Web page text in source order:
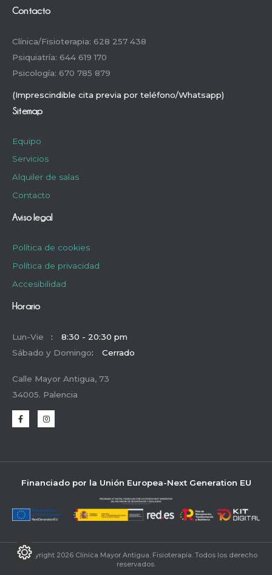
Contacto
Clínica/Fisioterapia: 628 257 438
Psiquiatría: 644 619 170
Psicología: 670 785 879
(Imprescindible cita previa por teléfono/Whatsapp)
Sitemap
Equipo
Servicios
Alquiler de salas
Contacto
Aviso legal
Política de cookies
Política de privacidad
Accesibilidad
Horario
Lun-Vie :
8:30 - 20:30 pm
Sábado y Domingo: Cerrado
Calle Mayor Antigua, 73
34005. Palencia
Financiado por la Unión Europea-Next Generation EU
© Copyright 2026 Clínica Mayor Antigua. Fisioterapia. Todos los derecho
reservados.